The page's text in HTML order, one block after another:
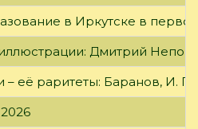
в Иркутске в
Дмитрий
– её раритеты: Баранов, И.